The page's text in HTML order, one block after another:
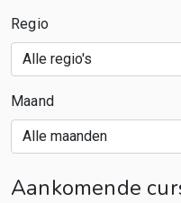
Regio
Maand
Aankomende